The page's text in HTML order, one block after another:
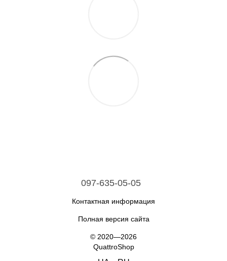
097-635-05-05
Контактная информация
Полная версия сайта
© 2020—2026
QuattroShop